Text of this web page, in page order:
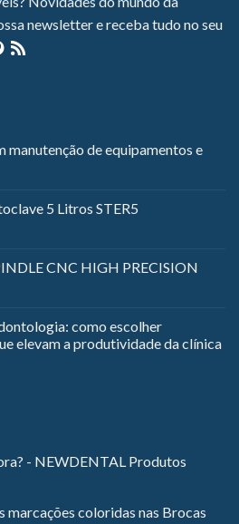
newsletter e receba tudo no seu
manutenção de equipamentos e
5 Litros STER5
CNC HIGH PRECISION
como escolher
elevam a produtividade da clínica
- NEWDENTAL Produtos
marcações coloridas nas Brocas